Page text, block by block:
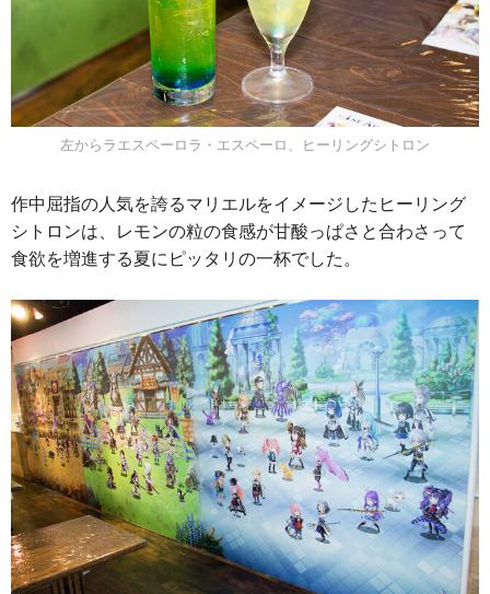
左からラエスペーロラ・エスペーロ、ヒーリングシトロン
作中屈指の人気を誇るマリエルをイメージしたヒーリング
シトロンは、レモンの粒の食感が甘酸っぱさと合わさって
食欲を増進する夏にピッタリの一杯でした。